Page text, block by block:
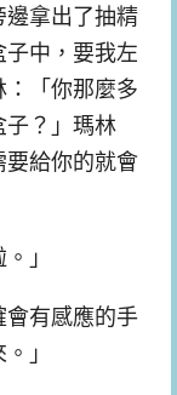
拿出了抽精
中，要我左
「你那麼多
？」瑪林
給你的就會
」
有感應的手
」